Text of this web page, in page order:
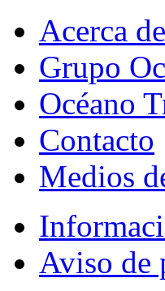
Acerca
Grupo
Océano
Contacto
Medios
Aviso de